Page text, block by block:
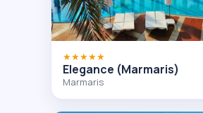
★★★★★
Elegance (Marmaris)
Marmaris